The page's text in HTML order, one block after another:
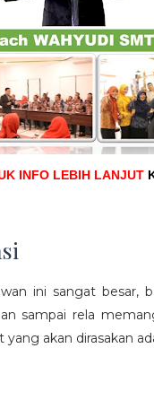
INFO LEBIH LANJUT
ini sangat besar,
sampai rela
akan dirasakan